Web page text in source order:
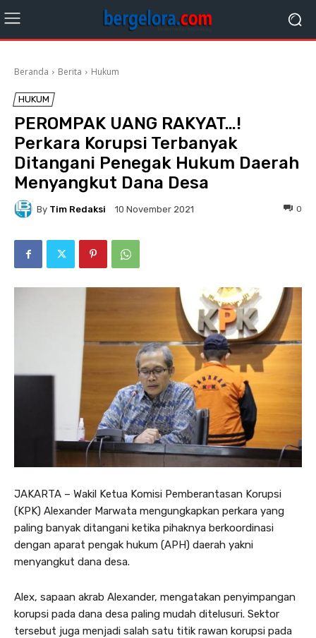
Beranda Berita Hukum
HUKUM
PEROMPAK UANG RAKYAT…!
Perkara Korupsi Terbanyak
Ditangani Penegak Hukum Daerah
Menyangkut Dana Desa
By Tim Redaksi 10 November 2021 0
JAKARTA – Wakil Ketua Komisi Pemberantasan Korupsi
(KPK) Alexander Marwata mengungkapkan perkara yang
paling banyak ditangani ketika pihaknya berkoordinasi
dengan aparat pengak hukum (APH) daerah yakni
menyangkut dana desa.
Alex, sapaan akrab Alexander, mengatakan penyimpangan
korupsi pada dana desa paling mudah ditelusuri. Sektor
tersebut juga menjadi salah satu titik rawan korupsi pada